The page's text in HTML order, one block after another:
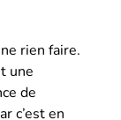
ne rien faire.
une
de
c’est en